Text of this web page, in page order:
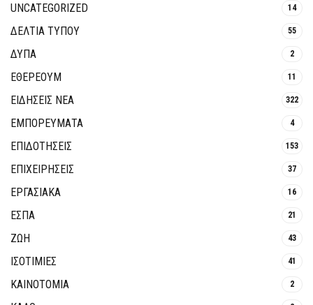
UNCATEGORIZED 14
ΔΕΛΤΙΑ ΤΥΠΟΥ 55
ΔΥΠΑ 2
ΕΘΈΡΕΟΥΜ 11
ΕΙΔΗΣΕΙΣ ΝΕΑ 322
ΕΜΠΟΡΕΥΜΑΤΑ 4
ΕΠΙΔΟΤΗΣΕΙΣ 153
ΕΠΙΧΕΙΡΗΣΕΙΣ 37
ΕΡΓΑΣΙΑΚΑ 16
ΕΣΠΑ 21
ΖΩΗ 43
ΙΣΟΤΙΜΙΕΣ 41
ΚΑΙΝΟΤΟΜΊΑ 2